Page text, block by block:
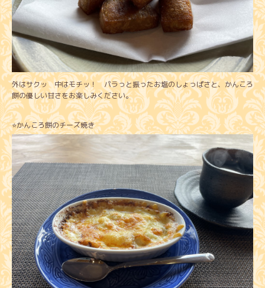
外はサクッ 中はモチッ！ パラっと振ったお塩のしょっぱさと、かんころ
餅の優しい甘さをお楽しみください。
⭐️かんころ餅のチーズ焼き